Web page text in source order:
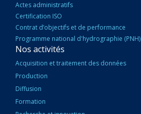
Actes administratifs
Certification ISO
Contrat d’objectifs et de performance
Programme national d'hydrographie (PNH)
Nos activités
Acquisition et traitement des données
Production
Diffusion
Formation